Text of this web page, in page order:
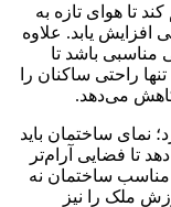
تا هوای تازه به
یابد. علاوه
مناسبی باشد تا
راحتی ساکنان را
کاهش می‌دهد.
نمای ساختمان باید
تا فضایی آرام‌تر
مناسب ساختمان نه
ملک را نیز